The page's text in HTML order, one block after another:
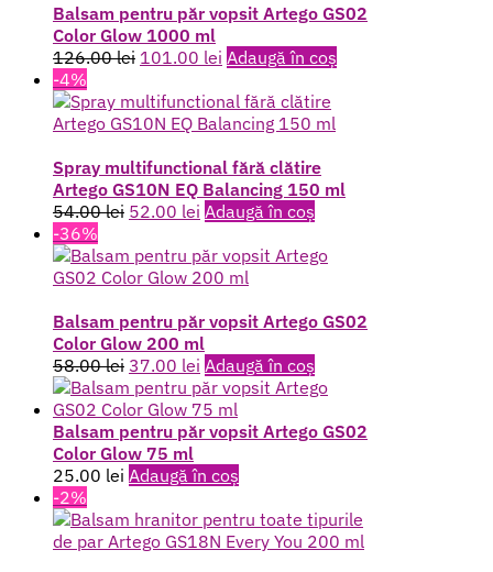
Balsam pentru păr vopsit Artego GS02
Color Glow 1000 ml
126.00lei Prețul
a
fost:
101.00 lei Prețul
este:
101.00 lei.
Adaugă în coș
-4%
Spray multifunctional fără clătire
Artego GS10N EQ Balancing 150 ml
54.00lei Prețul
a
fost:
52.00 lei Prețul
este:
52.00 lei.
Adaugă în coș
-36%
Balsam pentru păr vopsit Artego GS02
Color Glow 200 ml
58.00lei Prețul
inițial
a
fost:
58.00 lei.
37.00 lei Prețul
curent
este:
37.00 lei.
Adaugă în coș
Balsam pentru păr vopsit Artego GS02
Color Glow 75 ml
25.00 lei Adaugă în coș
-2%